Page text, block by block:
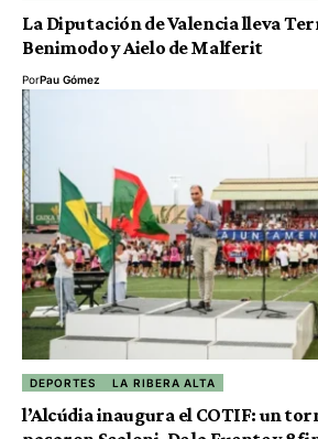
La Diputación de Valencia lleva
Benimodo y Aielo de Malferit
PorPau Gómez
DEPORTES LA RIBERA ALTA
l’Alcúdia inaugura el COTIF: un